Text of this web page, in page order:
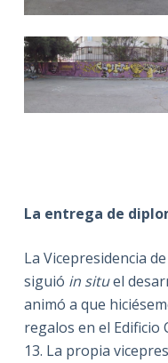
La entrega de
La Vicepresidencia
siguió in situel
animó a que
regalos en el Edificio
13. La propia